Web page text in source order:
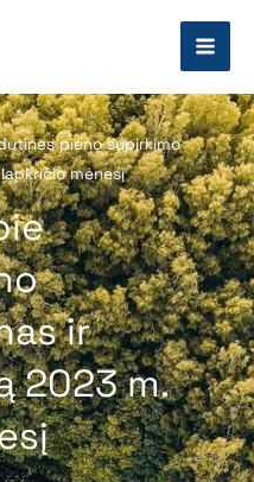
pieno supirkimo
mėnesį
ir
2023 m.